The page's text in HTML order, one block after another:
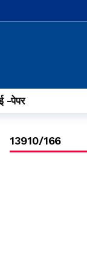
-पेपर
13910/166